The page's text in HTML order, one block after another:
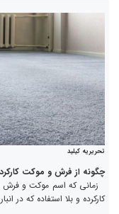
تحریریه کیلید
چگونه از فرش و موکت
زمانی که اسم موکت و
کارکرده و بلا استفاده که در